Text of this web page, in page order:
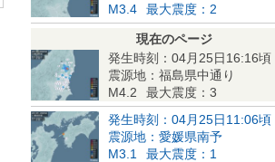
M3.4
最大震度：2
現在のページ
発生時刻：04月25日16:16頃
震源地：福島県中通り
M4.2
最大震度：3
発生時刻：04月25日11:06頃
震源地：愛媛県南予
M3.1
最大震度：1